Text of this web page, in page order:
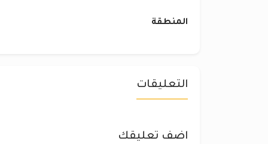
المنطقة
التعليقات
اضف تعليقك